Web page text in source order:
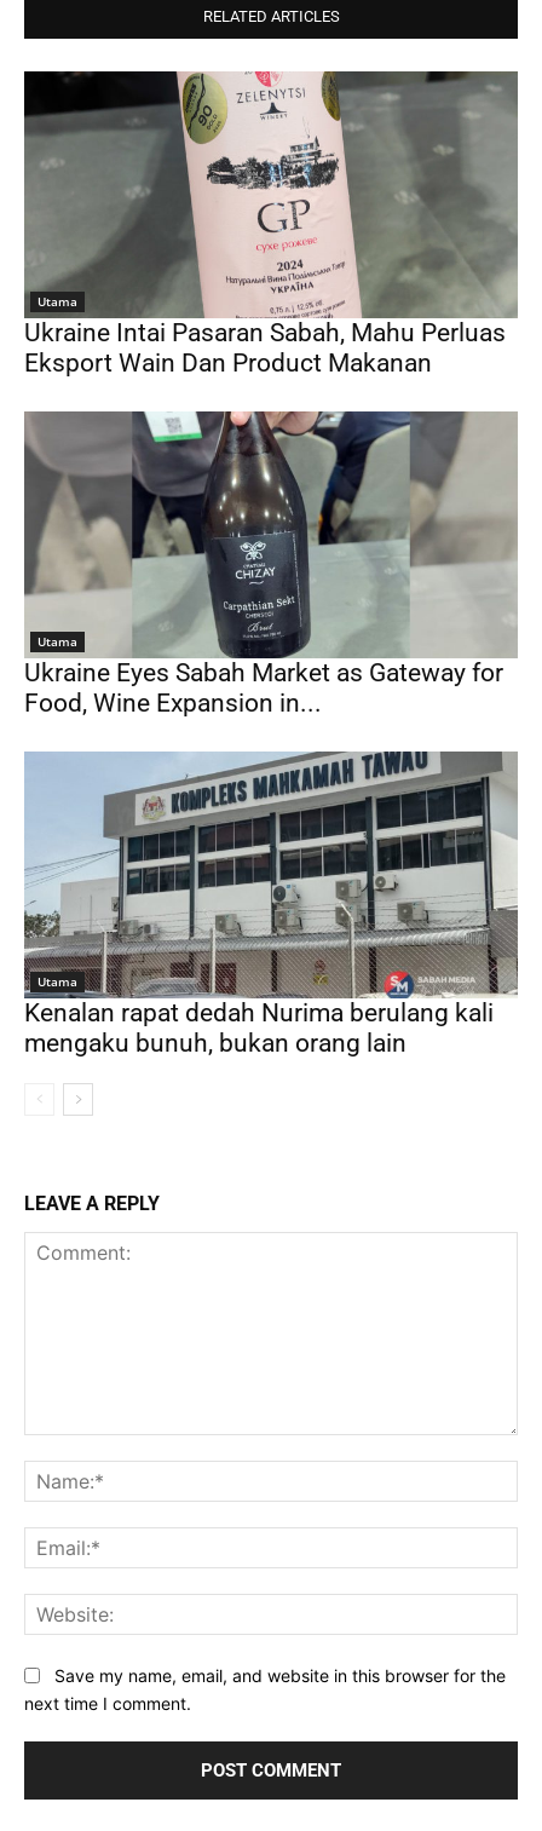
RELATED ARTICLES
Utama
Ukraine Intai Pasaran Sabah, Mahu Perluas
Eksport Wain Dan Product Makanan
Utama
Ukraine Eyes Sabah Market as Gateway for
Food, Wine Expansion in...
Utama
Kenalan rapat dedah Nurima berulang kali
mengaku bunuh, bukan orang lain
LEAVE A REPLY
Save my name, email, and website in this browser for the
next time I comment.